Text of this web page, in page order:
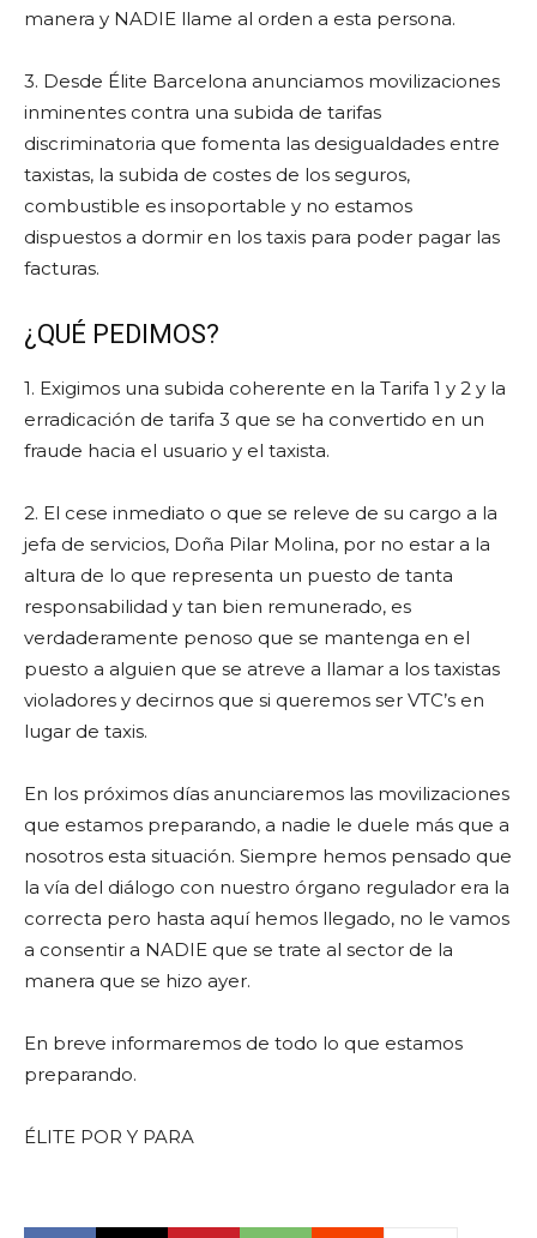
manera y NADIE llame al orden a esta persona.
3. Desde Élite Barcelona anunciamos movilizaciones
inminentes contra una subida de tarifas
discriminatoria que fomenta las desigualdades entre
taxistas, la subida de costes de los seguros,
combustible es insoportable y no estamos
dispuestos a dormir en los taxis para poder pagar las
facturas.
¿QUÉ PEDIMOS?
1. Exigimos una subida coherente en la Tarifa 1 y 2 y la
erradicación de tarifa 3 que se ha convertido en un
fraude hacia el usuario y el taxista.
2. El cese inmediato o que se releve de su cargo a la
jefa de servicios, Doña Pilar Molina, por no estar a la
altura de lo que representa un puesto de tanta
responsabilidad y tan bien remunerado, es
verdaderamente penoso que se mantenga en el
puesto a alguien que se atreve a llamar a los taxistas
violadores y decirnos que si queremos ser VTC’s en
lugar de taxis.
En los próximos días anunciaremos las movilizaciones
que estamos preparando, a nadie le duele más que a
nosotros esta situación. Siempre hemos pensado que
la vía del diálogo con nuestro órgano regulador era la
correcta pero hasta aquí hemos llegado, no le vamos
a consentir a NADIE que se trate al sector de la
manera que se hizo ayer.
En breve informaremos de todo lo que estamos
preparando.
ÉLITE POR Y PARA